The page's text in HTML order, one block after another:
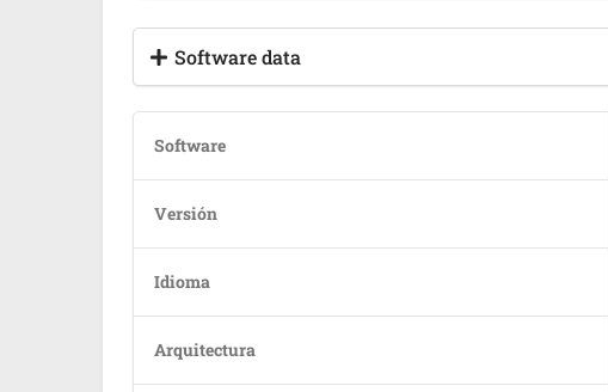
Software data
Software
Versión
Idioma
Arquitectura